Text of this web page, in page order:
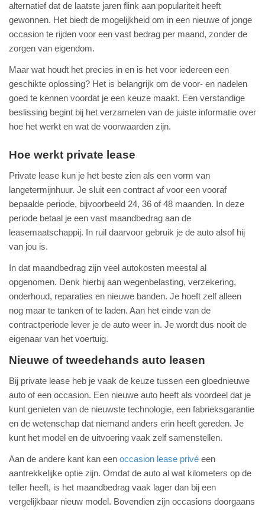
alternatief dat de laatste jaren flink aan populariteit heeft
gewonnen. Het biedt de mogelijkheid om in een nieuwe of jonge
occasion te rijden voor een vast bedrag per maand, zonder de
zorgen van eigendom.
Maar wat houdt het precies in en is het voor iedereen een
geschikte oplossing? Het is belangrijk om de voor- en nadelen
goed te kennen voordat je een keuze maakt. Een verstandige
beslissing begint bij het verzamelen van de juiste informatie over
hoe het werkt en wat de voorwaarden zijn.
Hoe werkt private lease
Private lease kun je het beste zien als een vorm van
langetermijnhuur. Je sluit een contract af voor een vooraf
bepaalde periode, bijvoorbeeld 24, 36 of 48 maanden. In deze
periode betaal je een vast maandbedrag aan de
leasemaatschappij. In ruil daarvoor gebruik je de auto alsof hij
van jou is.
In dat maandbedrag zijn veel autokosten meestal al
opgenomen. Denk hierbij aan wegenbelasting, verzekering,
onderhoud, reparaties en nieuwe banden. Je hoeft zelf alleen
nog maar te tanken of te laden. Aan het einde van de
contractperiode lever je de auto weer in. Je wordt dus nooit de
eigenaar van het voertuig.
Nieuwe of tweedehands auto leasen
Bij private lease heb je vaak de keuze tussen een gloednieuwe
auto of een occasion. Een nieuwe auto heeft als voordeel dat je
kunt genieten van de nieuwste technologie, een fabrieksgarantie
en de wetenschap dat niemand anders erin heeft gereden. Je
kunt het model en de uitvoering vaak zelf samenstellen.
Aan de andere kant kan een occasion lease privé een
aantrekkelijke optie zijn. Omdat de auto al wat kilometers op de
teller heeft, is het maandbedrag vaak lager dan bij een
vergelijkbaar nieuw model. Bovendien zijn occasions doorgaans